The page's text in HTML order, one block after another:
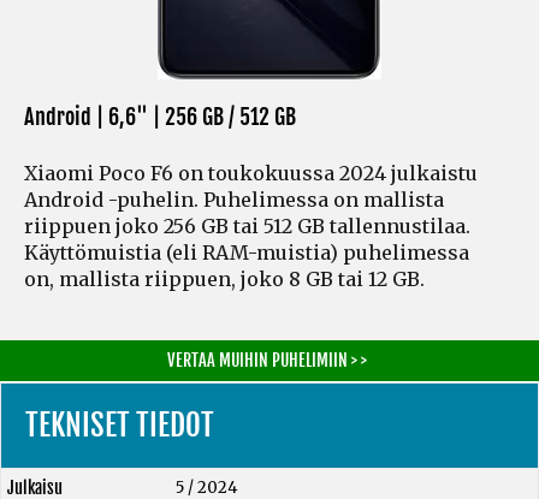
Android | 6,6" | 256 GB / 512 GB
Xiaomi Poco F6 on toukokuussa 2024 julkaistu
Android -puhelin. Puhelimessa on mallista
riippuen joko 256 GB tai 512 GB tallennustilaa.
Käyttömuistia (eli RAM-muistia) puhelimessa
on, mallista riippuen, joko 8 GB tai 12 GB.
VERTAA MUIHIN PUHELIMIIN > >
TEKNISET TIEDOT
Julkaisu
5 / 2024